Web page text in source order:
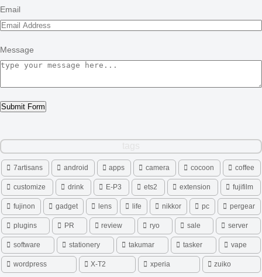
Email
Message
Submit Form
7artisans android apps camera cocoon coffee
customize drink E-P3 ets2 extension fujifilm
fujinon gadget lens life nikkor pc pergear
plugins PR review ryo sale server
software stationery takumar tasker vape
wordpress X-T2 xperia zuiko